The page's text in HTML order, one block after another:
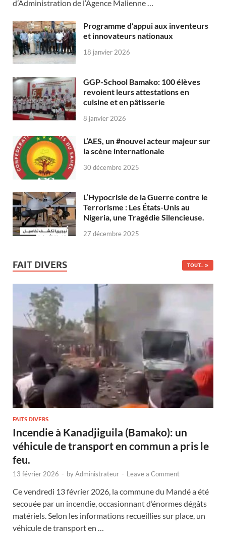
d’Administration de l’Agence Malienne …
Programme d’appui aux inventeurs
et innovateurs nationaux
18 janvier 2026
GGP-School Bamako: 100 élèves
revoient leurs attestations en
cuisine et en pâtisserie
8 janvier 2026
L’AES, un #nouvel acteur majeur sur
la scène internationale
30 décembre 2025
L’Hypocrisie de la Guerre contre le
Terrorisme : Les États-Unis au
Nigeria, une Tragédie Silencieuse.
27 décembre 2025
FAIT DIVERS TOUT...
FAITS DIVERS
Incendie à Kanadjiguila (Bamako): un
véhicule de transport en commun a pris le
feu.
13 février 2026 - byAdministrateur - Leave a Comment
Ce vendredi 13 février 2026, la commune du Mandé a été
secouée par un incendie, occasionnant d’énormes dégâts
matériels. Selon les informations recueillies sur place, un
véhicule de transport en …